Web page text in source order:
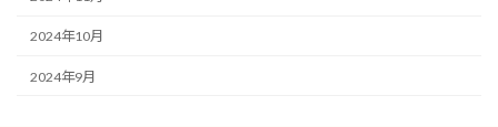
2024年10月
2024年9月